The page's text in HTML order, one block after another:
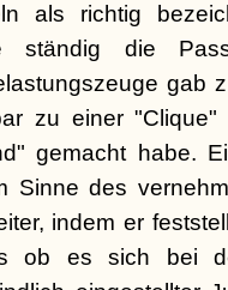
als richtig
ständig die
gab
zu einer
gemacht habe.
des
indem er
ob es sich bei